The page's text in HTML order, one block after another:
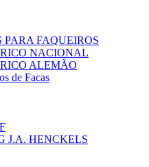
FAQUEIROS
NACIONAL
ALEMÃO
de Facas
J.A. HENCKELS